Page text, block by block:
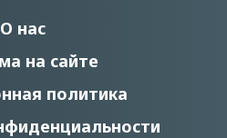
О нас
на сайте
политика